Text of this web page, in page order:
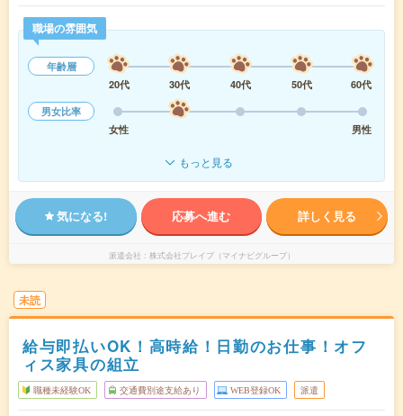
職場の雰囲気
年齢層
20代
30代 40代 50代
60代
男女比率
女性
男性
もっと見る
気になる! 応募へ進む 詳しく見る
派遣会社 株式会社ブレイブ（マイナビグループ）
未読
給与即払いOK！高時給！日勤のお仕事！オフ
ィス家具の組立
職種未経験OK 交通費別途支給あり WEB登録OK 派遣